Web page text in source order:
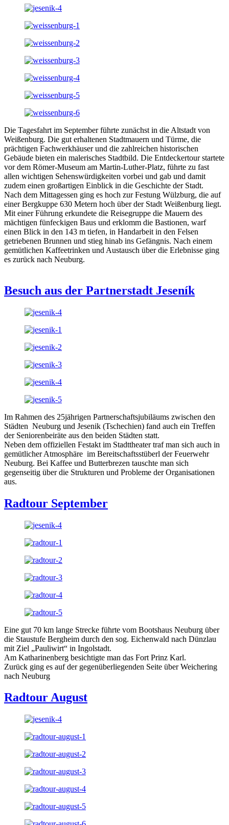
Die Tagesfahrt im September führte zunächst in die Altstadt von
Weißenburg. Die gut erhaltenen Stadtmauern und Türme, die
prächtigen Fachwerkhäuser und die zahlreichen historischen
Gebäude bieten ein malerisches Stadtbild. Die Entdeckertour startete
vor dem Römer-Museum am Martin-Luther-Platz, führte zu fast
allen wichtigen Sehenswürdigkeiten vorbei und gab und damit
zudem einen großartigen Einblick in die Geschichte der Stadt.
Nach dem Mittagessen ging es hoch zur Festung Wülzburg, die auf
einer Bergkuppe 630 Metern hoch über der Stadt Weißenburg liegt.
Mit einer Führung erkundete die Reisegruppe die Mauern des
mächtigen fünfeckigen Baus und erklomm die Bastionen, warf
einen Blick in den 143 m tiefen, in Handarbeit in den Felsen
getriebenen Brunnen und stieg hinab ins Gefängnis. Nach einem
gemütlichen Kaffeetrinken und Austausch über die Erlebnisse ging
es zurück nach Neuburg.
Besuch aus der Partnerstadt Jeseník
Im Rahmen des 25jährigen Partnerschaftsjubiläums zwischen den
Städten Neuburg und Jesenik (Tschechien) fand auch ein Treffen
der Seniorenbeiräte aus den beiden Städten statt.
Neben dem offiziellen Festakt im Stadttheater traf man sich auch in
gemütlicher Atmosphäre im Bereitschaftsstüberl der Feuerwehr
Neuburg. Bei Kaffee und Butterbrezen tauschte man sich
gegenseitig über die Strukturen und Probleme der Organisationen
aus.
Radtour September
Eine gut 70 km lange Strecke führte vom Bootshaus Neuburg über
die Staustufe Bergheim durch den sog. Eichenwald nach Dünzlau
mit Ziel „Pauliwirt“ in Ingolstadt.
Am Katharinenberg besichtigte man das Fort Prinz Karl.
Zurück ging es auf der gegenüberliegenden Seite über Weichering
nach Neuburg
Radtour August